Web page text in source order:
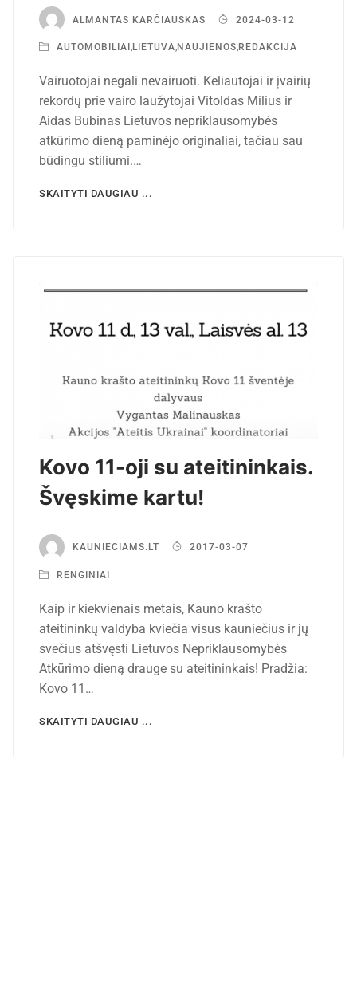
ALMANTAS KARČIAUSKAS 2024-03-12
AUTOMOBILIAI,LIETUVA,NAUJIENOS,REDAKCIJA
Vairuotojai negali nevairuoti. Keliautojai ir įvairių
rekordų prie vairo laužytojai Vitoldas Milius ir
Aidas Bubinas Lietuvos nepriklausomybės
atkūrimo dieną paminėjo originaliai, tačiau sau
būdingu stiliumi.…
SKAITYTI DAUGIAU ...
Kovo 11-oji su ateitininkais.
Švęskime kartu!
KAUNIECIAMS.LT 2017-03-07
RENGINIAI
Kaip ir kiekvienais metais, Kauno krašto
ateitininkų valdyba kviečia visus kauniečius ir jų
svečius atšvęsti Lietuvos Nepriklausomybės
Atkūrimo dieną drauge su ateitininkais! Pradžia:
Kovo 11…
SKAITYTI DAUGIAU ...